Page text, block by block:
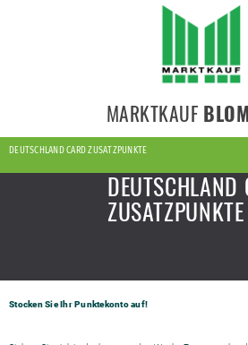
MARKTKAUF
DEUTSCHLAND CARD ZUSATZPUNKTE
DEUTSCHLAND
ZUSATZPUNKTE
Stocken Sie Ihr Punktekonto auf!